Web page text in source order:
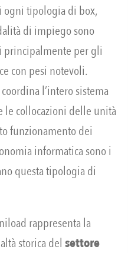
ogni tipologia di box,
di impiego sono
principalmente per gli
con pesi notevoli.
coordina l’intero sistema
le collocazioni delle unità
funzionamento dei
informatica sono i
questa tipologia di
rappresenta la
storica del settore